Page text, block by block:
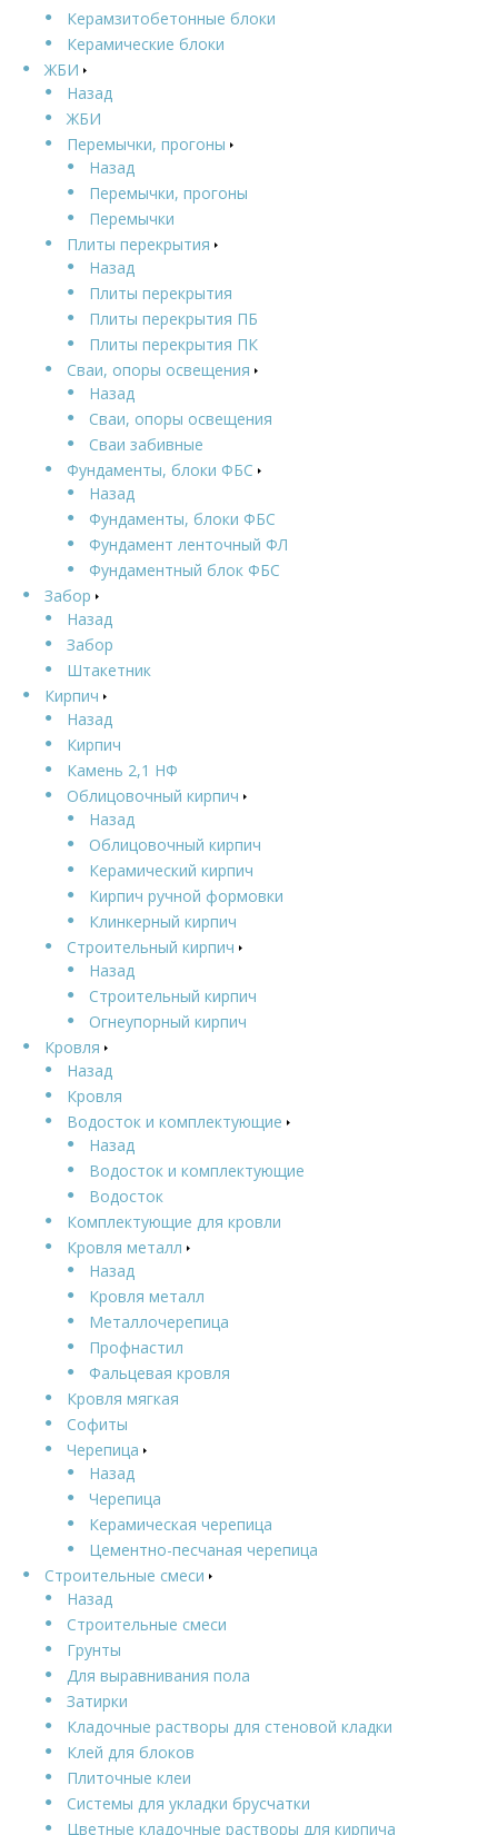
Керамзитобетонные блоки
Керамические блоки
ЖБИ
Назад
ЖБИ
Перемычки, прогоны
Назад
Перемычки, прогоны
Перемычки
Плиты перекрытия
Назад
Плиты перекрытия
Плиты перекрытия ПБ
Плиты перекрытия ПК
Сваи, опоры освещения
Назад
Сваи, опоры освещения
Сваи забивные
Фундаменты, блоки ФБС
Назад
Фундаменты, блоки ФБС
Фундамент ленточный ФЛ
Фундаментный блок ФБС
Забор
Назад
Забор
Штакетник
Кирпич
Назад
Кирпич
Камень 2,1 НФ
Облицовочный кирпич
Назад
Облицовочный кирпич
Керамический кирпич
Кирпич ручной формовки
Клинкерный кирпич
Строительный кирпич
Назад
Строительный кирпич
Огнеупорный кирпич
Кровля
Назад
Кровля
Водосток и комплектующие
Назад
Водосток и комплектующие
Водосток
Комплектующие для кровли
Кровля металл
Назад
Кровля металл
Металлочерепица
Профнастил
Фальцевая кровля
Кровля мягкая
Софиты
Черепица
Назад
Черепица
Керамическая черепица
Цементно-песчаная черепица
Строительные смеси
Назад
Строительные смеси
Грунты
Для выравнивания пола
Затирки
Кладочные растворы для стеновой кладки
Клей для блоков
Плиточные клеи
Системы для укладки брусчатки
Цветные кладочные растворы для кирпича